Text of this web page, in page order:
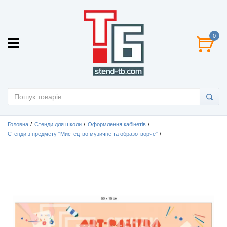
0
Головна Стенди для школи
Оформлення кабінетів
Стенди з предмету "Мистецтво музичне та образотворче"